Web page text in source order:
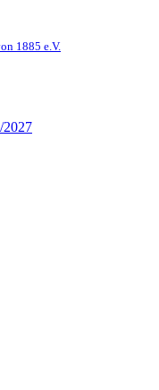
1885 e.V.
2027